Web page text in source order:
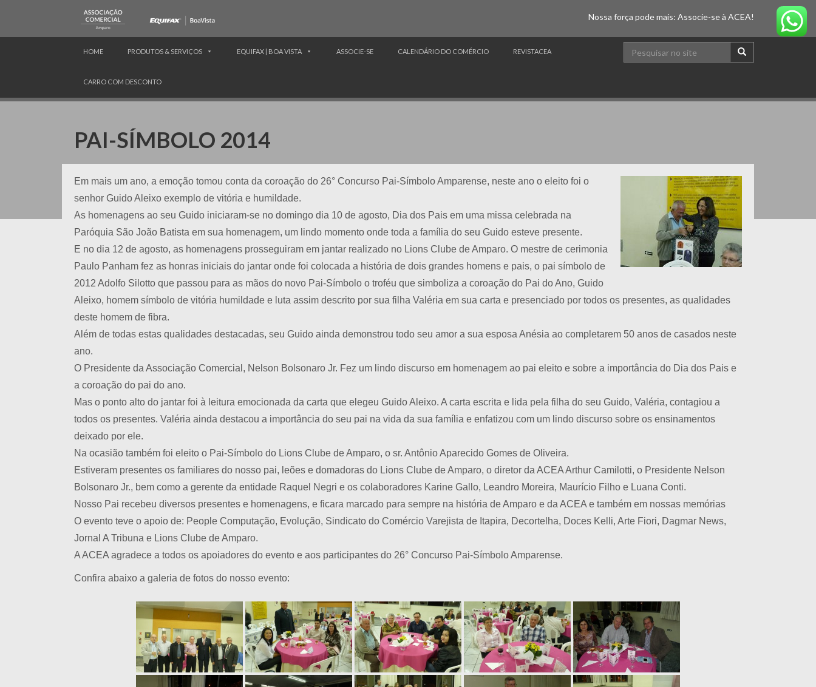
Nossa força pode mais: Associe-se à ACEA!
HOME PRODUTOS & SERVIÇOS EQUIFAX | BOA VISTA ASSOCIE-SE CALENDÁRIO DO COMÉRCIO REVISTACEA
CARRO COM DESCONTO
PAI-SÍMBOLO 2014
Em mais um ano, a emoção tomou conta da coroação do 26° Concurso Pai-Símbolo Amparense, neste ano o eleito foi o
senhor Guido Aleixo exemplo de vitória e humildade.
As homenagens ao seu Guido iniciaram-se no domingo dia 10 de agosto, Dia dos Pais em uma missa celebrada na
Paróquia São João Batista em sua homenagem, um lindo momento onde toda a família do seu Guido esteve presente.
E no dia 12 de agosto, as homenagens prosseguiram em jantar realizado no Lions Clube de Amparo. O mestre de cerimonia
Paulo Panham fez as honras iniciais do jantar onde foi colocada a história de dois grandes homens e pais, o pai símbolo de
2012 Adolfo Silotto que passou para as mãos do novo Pai-Símbolo o troféu que simboliza a coroação do Pai do Ano, Guido
Aleixo, homem símbolo de vitória humildade e luta assim descrito por sua filha Valéria em sua carta e presenciado por todos os presentes, as qualidades
deste homem de fibra.
Além de todas estas qualidades destacadas, seu Guido ainda demonstrou todo seu amor a sua esposa Anésia ao completarem 50 anos de casados neste
ano.
O Presidente da Associação Comercial, Nelson Bolsonaro Jr. Fez um lindo discurso em homenagem ao pai eleito e sobre a importância do Dia dos Pais e
a coroação do pai do ano.
Mas o ponto alto do jantar foi à leitura emocionada da carta que elegeu Guido Aleixo. A carta escrita e lida pela filha do seu Guido, Valéria, contagiou a
todos os presentes. Valéria ainda destacou a importância do seu pai na vida da sua família e enfatizou com um lindo discurso sobre os ensinamentos
deixado por ele.
Na ocasião também foi eleito o Pai-Símbolo do Lions Clube de Amparo, o sr. Antônio Aparecido Gomes de Oliveira.
Estiveram presentes os familiares do nosso pai, leões e domadoras do Lions Clube de Amparo, o diretor da ACEA Arthur Camilotti, o Presidente Nelson
Bolsonaro Jr., bem como a gerente da entidade Raquel Negri e os colaboradores Karine Gallo, Leandro Moreira, Maurício Filho e Luana Conti.
Nosso Pai recebeu diversos presentes e homenagens, e ficara marcado para sempre na história de Amparo e da ACEA e também em nossas memórias
O evento teve o apoio de: People Computação, Evolução, Sindicato do Comércio Varejista de Itapira, Decortelha, Doces Kelli, Arte Fiori, Dagmar News,
Jornal A Tribuna e Lions Clube de Amparo.
A ACEA agradece a todos os apoiadores do evento e aos participantes do 26° Concurso Pai-Símbolo Amparense.
Confira abaixo a galeria de fotos do nosso evento: